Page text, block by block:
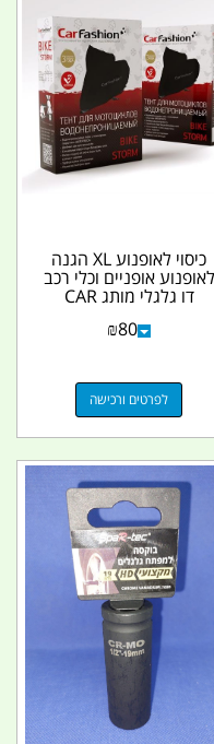
כיסוי לאופנוע XL הגנה
לאופנוע אופניים וכלי רכב
דו גלגלי מותג CAR
₪80
לפרטים ורכישה